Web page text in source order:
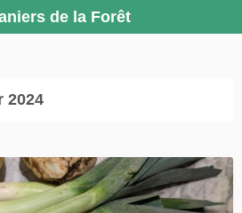
de la Forêt
2024